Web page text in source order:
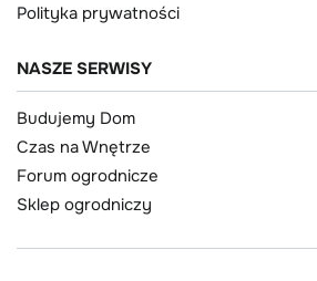
Polityka prywatności
NASZE SERWISY
Budujemy Dom
Czas na Wnętrze
Forum ogrodnicze
Sklep ogrodniczy